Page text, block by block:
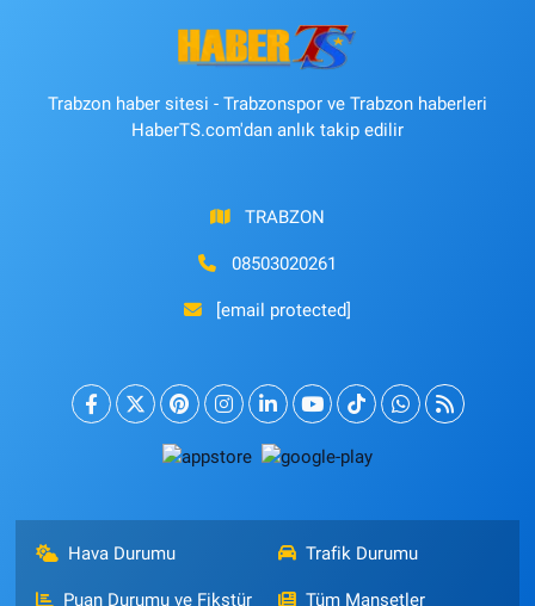
Trabzon haber sitesi - Trabzonspor ve Trabzon haberleri
HaberTS.com'dan anlık takip edilir
TRABZON
08503020261
[email protected]
Hava Durumu Trafik Durumu
Puan Durumu ve Fikstür Tüm Manşetler